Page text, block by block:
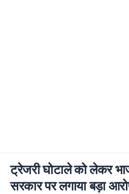
ट्रेजरी घोटाले को लेकर
सरकार पर लगाया बड़ा